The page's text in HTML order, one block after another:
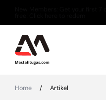
Home / Artikel